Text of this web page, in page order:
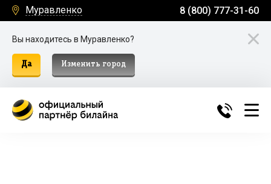
Муравленко 8 (800) 777-31-60
Вы находитесь в Муравленко?
Да Изменить город